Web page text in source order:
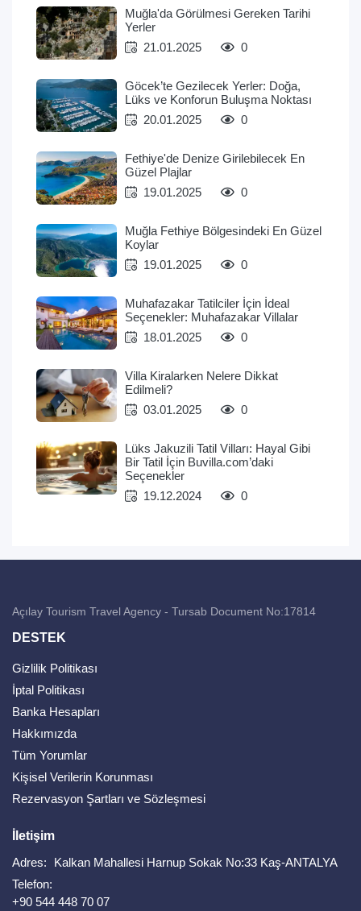
Muğla'da Görülmesi Gereken Tarihi
Yerler
21.01.2025
0
Göcek’te Gezilecek Yerler: Doğa,
Lüks ve Konforun Buluşma Noktası
20.01.2025
0
Fethiye'de Denize Girilebilecek En
Güzel Plajlar
19.01.2025
0
Muğla Fethiye Bölgesindeki En Güzel
Koylar
19.01.2025
0
Muhafazakar Tatilciler İçin İdeal
Seçenekler: Muhafazakar Villalar
18.01.2025
0
Villa Kiralarken Nelere Dikkat
Edilmeli?
03.01.2025
0
Lüks Jakuzili Tatil Vilları: Hayal Gibi
Bir Tatil İçin Buvilla.com’daki
Seçenekler
19.12.2024
0
Açılay Tourism Travel Agency - Tursab Document No:17814
DESTEK
Gizlilik Politikası
İptal Politikası
Banka Hesapları
Hakkımızda
Tüm Yorumlar
Kişisel Verilerin Korunması
Rezervasyon Şartları ve Sözleşmesi
İletişim
Adres:
Kalkan Mahallesi Harnup Sokak No:33 Kaş-ANTALYA
Telefon:
+90 544 448 70 07